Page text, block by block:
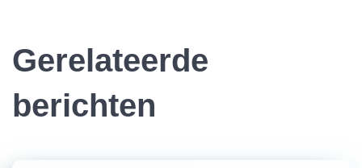
Gerelateerde
berichten